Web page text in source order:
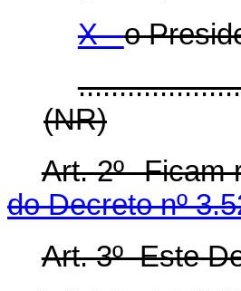
X -o
(NR)
Art. 2º Ficam
do Decreto nº
Art. 3º Este